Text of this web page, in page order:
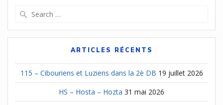
ARTICLES RÉCENTS
115 – Cibouriens et Luziens dans la 2è DB 19 juillet 2026
HS – Hosta – Hozta 31 mai 2026